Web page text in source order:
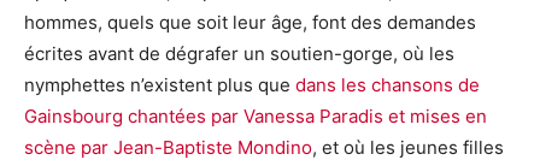
hommes, quels que soit leur âge, font des demandes
écrites avant de dégrafer un soutien-gorge, où les
nymphettes n’existent plus que dans les chansons de
Gainsbourg chantées par Vanessa Paradis et mises en
scène par Jean-Baptiste Mondino, et où les jeunes filles